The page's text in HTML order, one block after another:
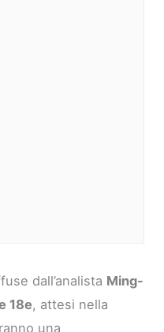
dall’analista Ming-
18e, attesi nella
una